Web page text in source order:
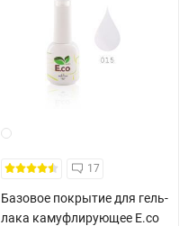
17
Базовое покрытие для гель-
лака камуфлирующее E.co